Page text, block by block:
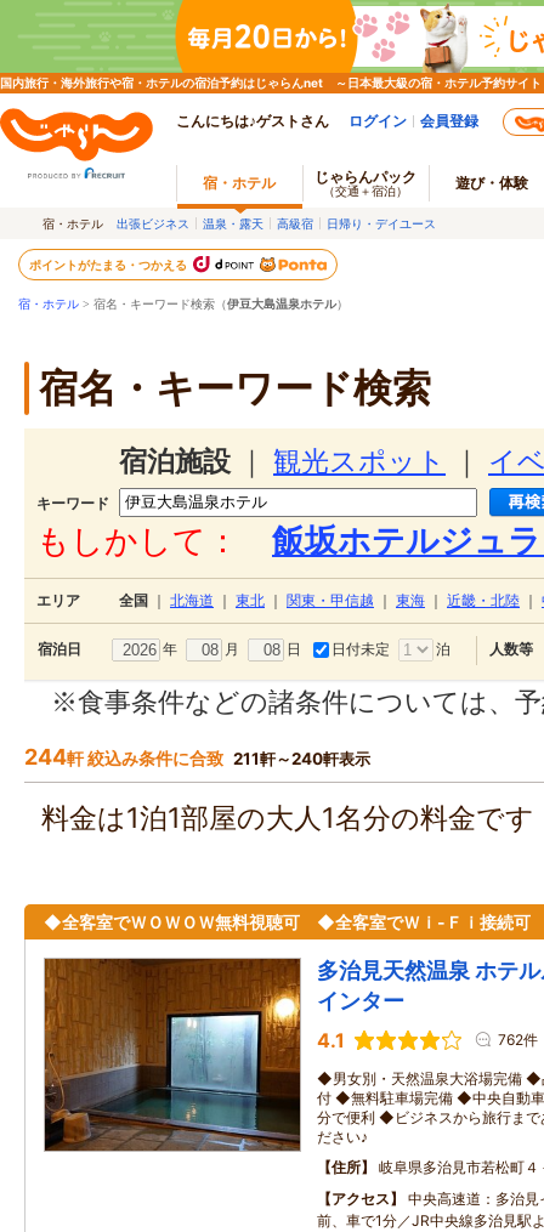
国内旅行・海外旅行や宿・ホテルの宿泊予約はじゃらんnet ～日本最大級の宿・ホテル予約サイト
こんにちは♪ゲストさん ログイン 会員登録
宿・ホテル じゃらんパック
（交通＋宿泊） 遊び・体験
宿・ホテル 出張ビジネス 温泉・露天 高級宿 日帰り・デイユース
ポイントがたまる・つかえる
宿・ホテル > 宿名・キーワード検索（伊豆大島温泉ホテル）
宿名・キーワード検索
宿泊施設 観光スポット イ
キーワード
もしかして： 飯坂ホテルジュ
エリア 全国 北海道 東北 関東・甲信越 東海 近畿・北陸
宿泊日 年 月 日 日付未定 泊 人数等
※食事条件などの諸条件については、
244軒 絞込み条件に合致 211軒～240軒表示
料金は1泊1部屋の大人1名分の料金で
◆全客室でＷＯＷＯＷ無料視聴可 ◆全客室でＷｉ-Ｆｉ接続可
多治見天然温泉 ホテ
インター
4.1 762件
◆男女別・天然温泉大浴場完備 ◆
付 ◆無料駐車場完備 ◆中央自動
分で便利 ◆ビジネスから旅行まで
ださい♪
住所
岐阜県多治見市若松町４
アクセス
中央高速道：多治
前、車で1分／JR中央線多治見駅